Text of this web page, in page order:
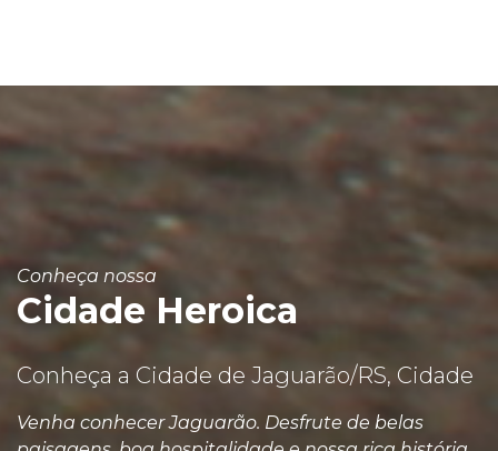
Conheça nossa
Cidade Heroica
Conheça a Cidade de Jaguarão/RS, Cidade
Venha conhecer Jaguarão. Desfrute de belas